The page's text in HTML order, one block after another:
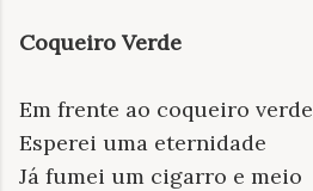
Coqueiro Verde
Em frente ao coqueiro verde
Esperei uma eternidade
Já fumei um cigarro e meio